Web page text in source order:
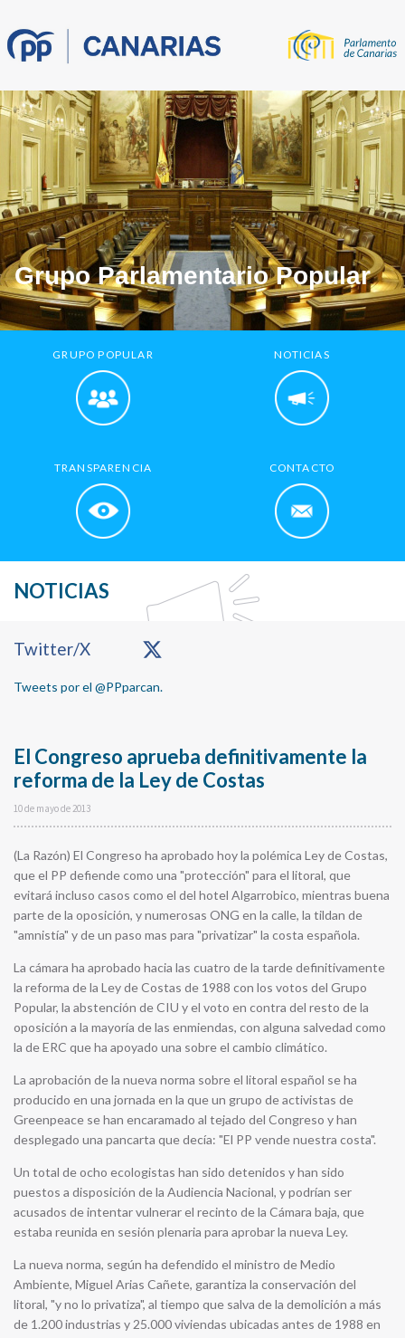
Grupo Parlamentario Popular
GRUPO POPULAR NOTICIAS
TRANSPARENCIA CONTACTO
NOTICIAS
El Congreso aprueba definitivamente la
reforma de la Ley de Costas
10 de mayo de 2013
(La Razón) El Congreso ha aprobado hoy la polémica Ley de Costas,
que el PP defiende como una "protección" para el litoral, que
evitará incluso casos como el del hotel Algarrobico, mientras buena
parte de la oposición, y numerosas ONG en la calle, la tildan de
"amnistía" y de un paso mas para "privatizar" la costa española.
La cámara ha aprobado hacia las cuatro de la tarde definitivamente
la reforma de la Ley de Costas de 1988 con los votos del Grupo
Popular, la abstención de CIU y el voto en contra del resto de la
oposición a la mayoría de las enmiendas, con alguna salvedad como
la de ERC que ha apoyado una sobre el cambio climático.
La aprobación de la nueva norma sobre el litoral español se ha
producido en una jornada en la que un grupo de activistas de
Greenpeace se han encaramado al tejado del Congreso y han
desplegado una pancarta que decía: "El PP vende nuestra costa".
Un total de ocho ecologistas han sido detenidos y han sido
puestos a disposición de la Audiencia Nacional, y podrían ser
acusados de intentar vulnerar el recinto de la Cámara baja, que
estaba reunida en sesión plenaria para aprobar la nueva Ley.
La nueva norma, según ha defendido el ministro de Medio
Ambiente, Miguel Arias Cañete, garantiza la conservación del
litoral, "y no lo privatiza", al tiempo que salva de la demolición a más
de 1.200 industrias y 25.000 viviendas ubicadas antes de 1988 en
Primary
Twitter/X
Tweets por el @PPparcan.